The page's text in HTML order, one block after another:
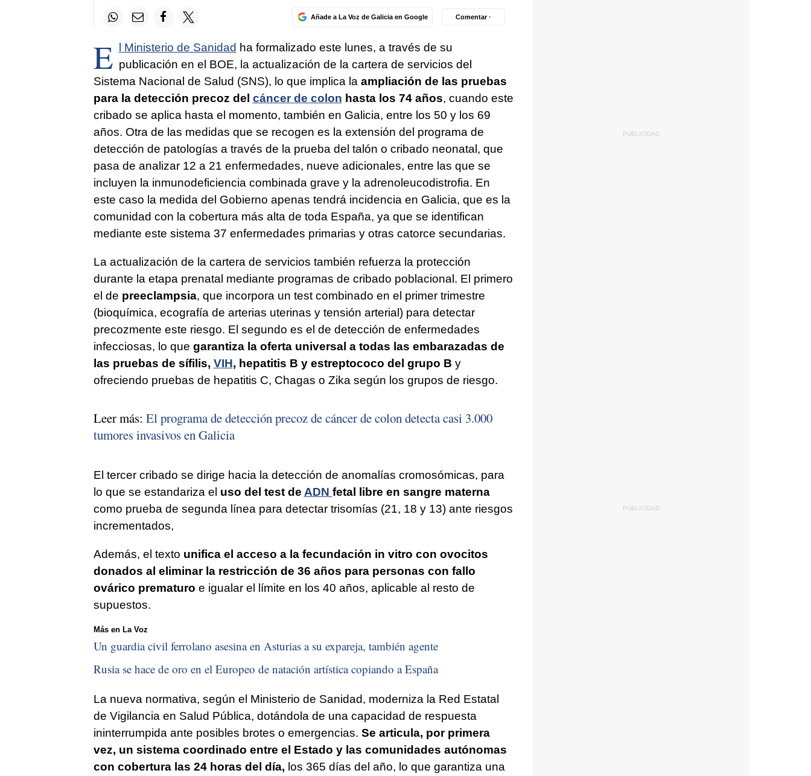
Añade a La Voz de Galicia en Google Comentar ·
E l Ministerio de Sanidad ha formalizado este lunes, a través de su
publicación en el BOE, la actualización de la cartera de servicios del
Sistema Nacional de Salud (SNS), lo que implica la ampliación de las pruebas
para la detección precoz del cáncer de colon hasta los 74 años, cuando este
cribado se aplica hasta el momento, también en Galicia, entre los 50 y los 69
años. Otra de las medidas que se recogen es la extensión del programa de
detección de patologías a través de la prueba del talón o cribado neonatal, que
pasa de analizar 12 a 21 enfermedades, nueve adicionales, entre las que se
incluyen la inmunodeficiencia combinada grave y la adrenoleucodistrofia. En
este caso la medida del Gobierno apenas tendrá incidencia en Galicia, que es la
comunidad con la cobertura más alta de toda España, ya que se identifican
mediante este sistema 37 enfermedades primarias y otras catorce secundarias.
La actualización de la cartera de servicios también refuerza la protección
durante la etapa prenatal mediante programas de cribado poblacional. El primero
el de preeclampsia, que incorpora un test combinado en el primer trimestre
(bioquímica, ecografía de arterias uterinas y tensión arterial) para detectar
precozmente este riesgo. El segundo es el de detección de enfermedades
infecciosas, lo que garantiza la oferta universal a todas las embarazadas de
las pruebas de sífilis, VIH, hepatitis B y estreptococo del grupo B y
ofreciendo pruebas de hepatitis C, Chagas o Zika según los grupos de riesgo.
Leer más: El programa de detección precoz de cáncer de colon detecta casi 3.000
tumores invasivos en Galicia
El tercer cribado se dirige hacia la detección de anomalías cromosómicas, para
lo que se estandariza el uso del test de ADN fetal libre en sangre materna
como prueba de segunda línea para detectar trisomías (21, 18 y 13) ante riesgos
incrementados,
Además, el texto unifica el acceso a la fecundación in vitro con ovocitos
donados al eliminar la restricción de 36 años para personas con fallo
ovárico prematuro e igualar el límite en los 40 años, aplicable al resto de
supuestos.
Más en La Voz
Un guardia civil ferrolano asesina en Asturias a su expareja, también agente
Rusia se hace de oro en el Europeo de natación artística copiando a España
La nueva normativa, según el Ministerio de Sanidad, moderniza la Red Estatal
de Vigilancia en Salud Pública, dotándola de una capacidad de respuesta
ininterrumpida ante posibles brotes o emergencias. Se articula, por primera
vez, un sistema coordinado entre el Estado y las comunidades autónomas
con cobertura las 24 horas del día, los 365 días del año, lo que garantiza una